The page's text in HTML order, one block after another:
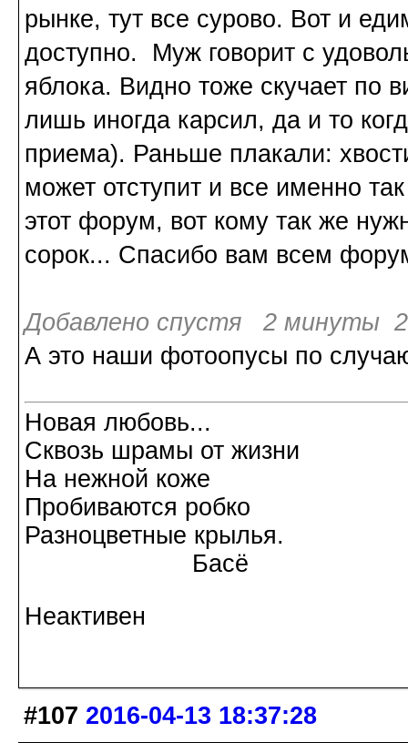
рынке, тут все сурово. Вот и
доступно. Муж говорит с
яблока. Видно тоже скучает по
лишь иногда карсил, да и то
приема). Раньше плакали:
может отступит и все именно
этот форум, вот кому так же
сорок... Спасибо вам всем
Добавлено спустя 2 минуты
А это наши фотоопусы по
Новая любовь...
Сквозь шрамы от жизни
На нежной коже
Пробиваются робко
Разноцветные крылья.
Басё
Неактивен
#107 2016-04-13 18:37:28